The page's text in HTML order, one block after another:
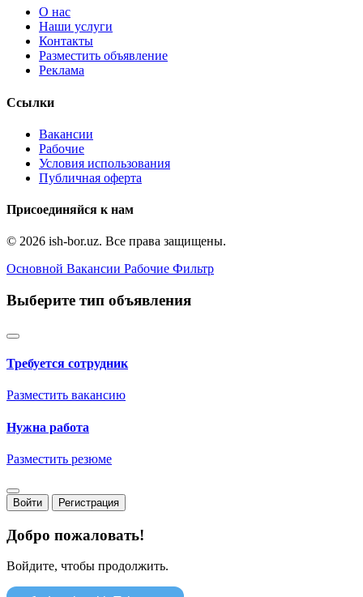
О нас
Наши услуги
Контакты
Разместить объявление
Реклама
Ссылки
Вакансии
Рабочие
Условия использования
Публичная оферта
Присоединяйся к нам
© 2026 ish-bor.uz. Все права защищены.
Основной Вакансии Рабочие Фильтр
Выберите тип объявления
Требуется сотрудник
Разместить вакансию
Нужна работа
Разместить резюме
Войти Регистрация
Добро пожаловать!
Войдите, чтобы продолжить.